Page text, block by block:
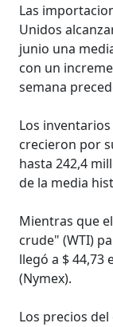
Las
Unidos
junio una
con un
semana
Los
crecieron por
hasta 242,4
de la media
Mientras que
crude" (WTI)
llegó a $ 44,73
(Nymex).
Los precios